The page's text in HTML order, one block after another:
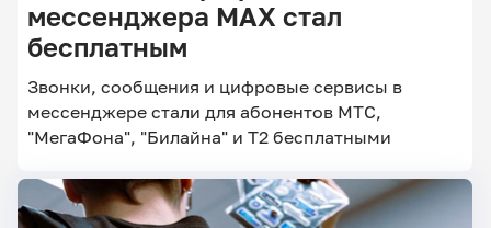
Главные
мессенджера MAX стал
бесплатным
Звонки, сообщения и цифровые сервисы в
мессенджере стали для абонентов МТС,
"МегаФона", "Билайна" и Т2 бесплатными